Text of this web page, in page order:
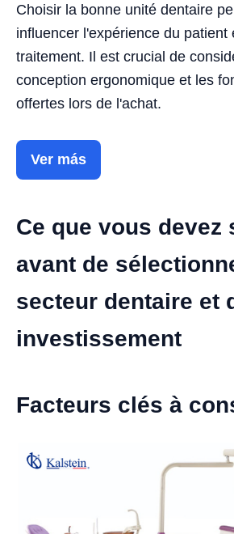
Choisir la bonne unité dentaire
influencer l'expérience du patient
traitement. Il est crucial de
conception ergonomique et les
offertes lors de l'achat.
Ver más
Ce que vous devez
avant de
secteur dentaire et
investissement
Facteurs clés à